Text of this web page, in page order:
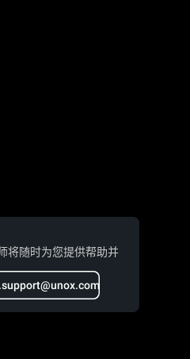
将随时为您提供帮助并